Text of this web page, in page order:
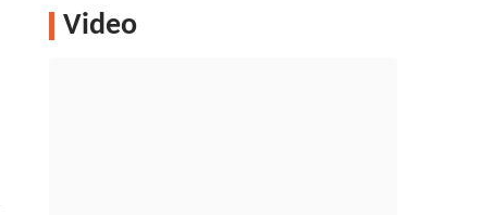
Video